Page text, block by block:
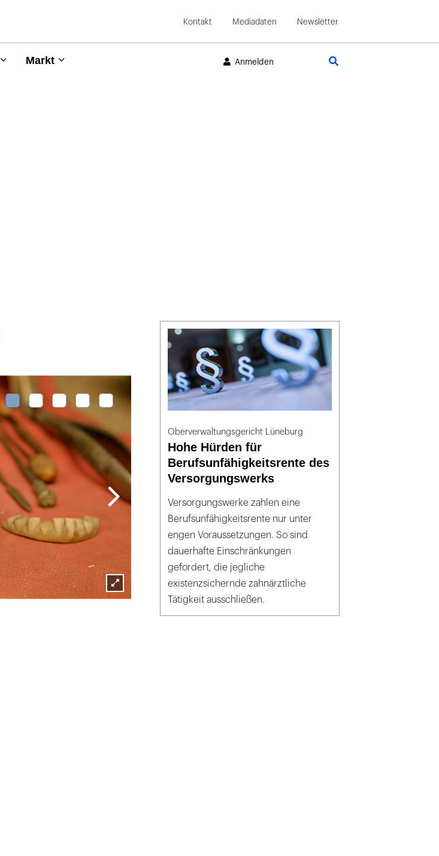
Kontakt Mediadaten Newsletter
Markt Anmelden
Lightbox
Oberverwaltungsgericht Lüneburg
Hohe Hürden für
Berufsunfähigkeitsrente des
Versorgungswerks
Versorgungswerke zahlen eine
Berufsunfähigkeitsrente nur unter
engen Voraussetzungen. So sind
dauerhafte Einschränkungen
gefordert, die jegliche
existenzsichernde zahnärztliche
Tätigkeit ausschließen.